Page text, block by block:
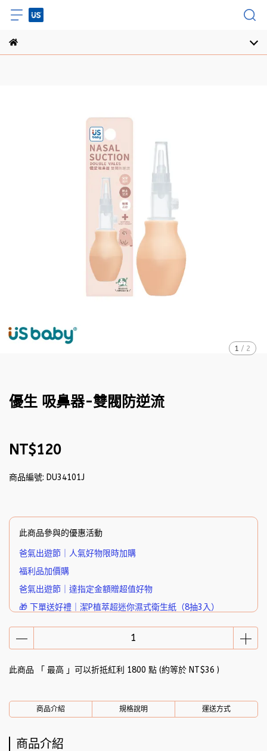
1 / 2
優生 吸鼻器-雙閥防逆流
NT$120
商品編號: DU34101J
此商品參與的優惠活動
爸氣出遊節｜人氣好物限時加購
福利品加價購
爸氣出遊節｜達指定金額贈超值好物
🎁 下單送好禮｜潔P植萃超迷你濕式衛生紙（8抽3入）
此商品 「 最高 」可以折抵紅利 1800 點 (約等於 NT$36 )
商品介紹 規格說明 運送方式
商品介紹